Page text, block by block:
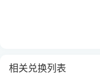
相关兑换列表